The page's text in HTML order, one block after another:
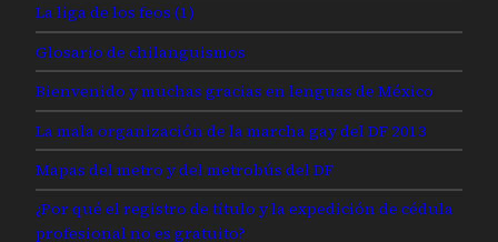
La liga de los feos (1)
Glosario de chilanguismos
Bienvenido y muchas gracias en lenguas de México
La mala organización de la marcha gay del DF 2013
Mapas del metro y del metrobús del DF
¿Por qué el registro de título y la expedición de cédula
profesional no es gratuito?